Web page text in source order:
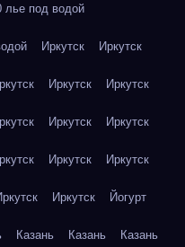
под водой
Иркутск Иркутск
Иркутск Иркутск
Иркутск Иркутск
Иркутск Иркутск
Иркутск Йогурт
Казань Казань Казань